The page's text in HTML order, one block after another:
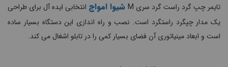
تایمر چپ گرد راست گرد سری M شیوا امواج انتخابی ایده آل برای طراحی
یک مدار چپگرد راستگرد است. نصب و راه اندازی این دستگاه بسیار ساده
است و ابعاد مینیاتوری آن فضای بسیار کمی را در تابلو اشغال می کند.